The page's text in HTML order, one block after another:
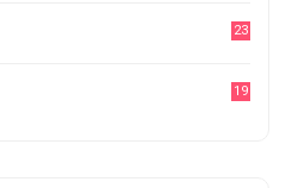
23
19